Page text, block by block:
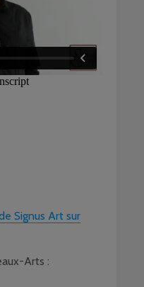
Signus Art sur
Arts :